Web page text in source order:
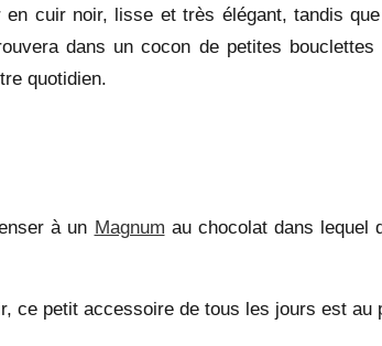
cuir noir, lisse et très élégant, tandis
dans un cocon de petites
quotidien.
à un Magnum au chocolat dans lequel
ce petit accessoire de tous les jours est au